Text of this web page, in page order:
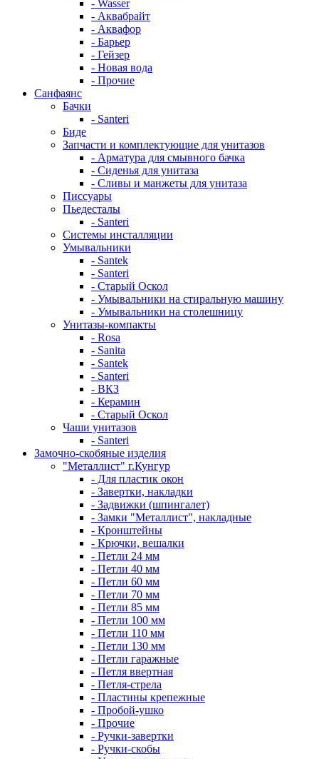
- Wasser
- Аквабрайт
- Аквафор
- Барьер
- Гейзер
- Новая вода
- Прочие
Санфаянс
Бачки
- Santeri
Биде
Запчасти и комплектующие для унитазов
- Арматура для смывного бачка
- Сиденья для унитаза
- Сливы и манжеты для унитаза
Писсуары
Пьедесталы
- Santeri
Системы инсталляции
Умывальники
- Santek
- Santeri
- Старый Оскол
- Умывальники на стиральную машину
- Умывальники на столешницу
Унитазы-компакты
- Rosa
- Sanita
- Santek
- Santeri
- ВКЗ
- Керамин
- Старый Оскол
Чаши унитазов
- Santeri
Замочно-скобяные изделия
"Металлист" г.Кунгур
- Для пластик окон
- Завертки, накладки
- Задвижки (шпингалет)
- Замки "Металлист", накладные
- Кронштейны
- Крючки, вешалки
- Петли 24 мм
- Петли 40 мм
- Петли 60 мм
- Петли 70 мм
- Петли 85 мм
- Петли 100 мм
- Петли 110 мм
- Петли 130 мм
- Петли гаражные
- Петля ввертная
- Петля-стрела
- Пластины крепежные
- Пробой-ушко
- Прочие
- Ручки-завертки
- Ручки-скобы